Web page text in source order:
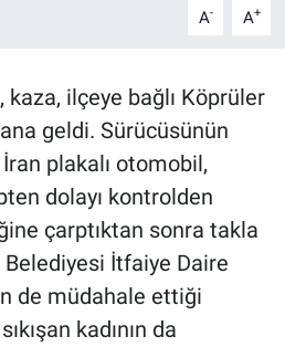
A- A+
kaza, ilçeye bağlı Köprüler
geldi. Sürücüsünün
plakalı otomobil,
dolayı kontrolden
çarptıktan sonra takla
Belediyesi İtfaiye Daire
de müdahale ettiği
kadının da